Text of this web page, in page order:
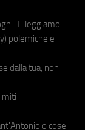
Ti leggiamo.
polemiche e
dalla tua, non
o cose